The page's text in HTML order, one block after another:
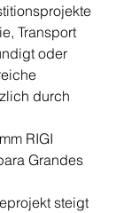
Transport
oder
durch
RIGI
Grandes
steigt